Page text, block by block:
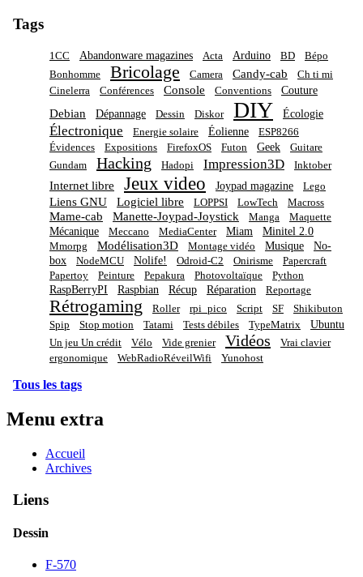
Tags
1CC Abandonware magazines Acta Arduino BD
Bépo
Bonhomme
Bricolage Camera Candy-cab
Ch ti mi
Cinelerra
Conférences Console Conventions Couture
Debian Dépannage Dessin Diskor DIY Écologie
Électronique Energie solaire Éolienne
ESP8266
Évidences
Expositions FirefoxOS Futon Geek
Guitare
Gundam
Hacking Hadopi Impression3D Inktober
Internet libre Jeux video Joypad magazine Lego
Liens GNU Logiciel libre LOPPSI LowTech Macross
Mame-cab Manette-Joypad-Joystick Manga Maquette
Mécanique Meccano MediaCenter Miam Minitel 2.0
Mmorpg Modélisation3D Montage vidéo Musique
No-
box
NodeMCU Nolife! Odroid-C2 Onirisme
Papercraft
Papertoy
Peinture Pepakura Photovoltaïque Python
RaspBerryPI Raspbian Récup Réparation Reportage
Rétrogaming Roller rpi_pico Script SF
Shikibuton
Spip
Stop motion Tatami Tests débiles TypeMatrix Ubuntu
Un jeu Un crédit Vélo Vide grenier Vidéos
Vrai clavier
ergonomique
WebRadioRéveilWifi Yunohost
Tous les tags
Menu extra
Accueil
Archives
Liens
Dessin
F-570